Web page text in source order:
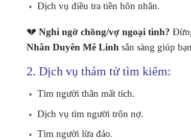
Dịch vụ điều tra tiền hôn nhân.
💔 Nghi ngờ chồng/vợ ngoại tình?
Nhân Duyên Mê Linh sẵn sàng giúp
2. Dịch vụ thám tử tìm kiếm:
Tìm người thân mất tích.
Dịch vụ tìm người trốn nợ.
Tìm người lừa đảo.